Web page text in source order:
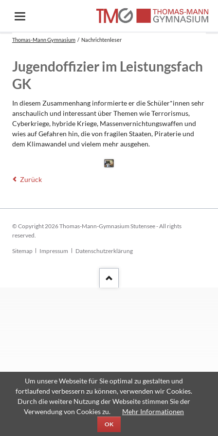
Thomas-Mann Gymnasium Nachrichtenleser
Jugendoffizier im Leistungsfach
GK
In diesem Zusammenhang informierte er die Schüler*innen sehr
anschaulich und interessant über Themen wie Terrorismus,
Cyberkriege, hybride Kriege, Massenvernichtungswaffen und
wies auf Gefahren hin, die von fragilen Staaten, Piraterie und
dem Klimawandel und vielem mehr ausgehen.
Zurück
© Copyright 2026 Thomas-Mann-Gymnasium Stutensee - All rights
reserved.
Navigation
Sitemap Impressum Datenschutzerklärung
Um unsere Webseite für Sie optimal zu gestalten und
fortlaufend verbessern zu können, verwenden wir Cookies.
Durch die weitere Nutzung der Webseite stimmen Sie der
Verwendung von Cookies zu.
Mehr Informationen
OK